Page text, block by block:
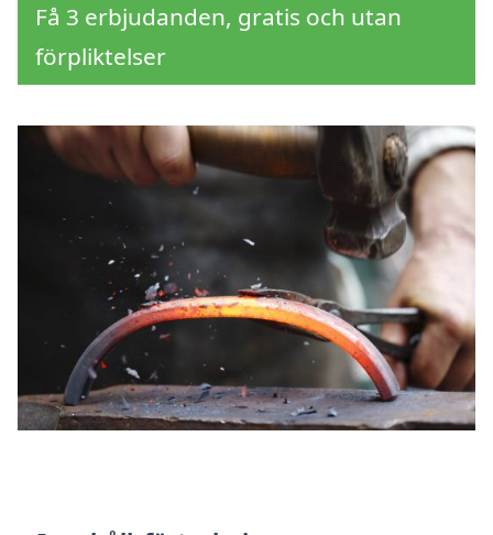
Få 3 erbjudanden, gratis och utan
förpliktelser